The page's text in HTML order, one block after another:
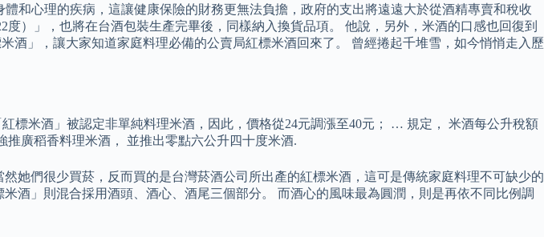
和心理的疾病，這讓健康保險的財務更無法負擔，政府的支出將遠遠大於從酒精專賣和稅收
）」，也將在台酒包裝生產完畢後，同樣納入換貨品項。 他說，另外，米酒的口感也回復到
」，讓大家知道家庭料理必備的公賣局紅標米酒回來了。 曾經捲起千堆雪，如今悄悄走入歷
標米酒」被認定非單純料理米酒，因此，價格從24元調漲至40元； … 規定， 米酒每公升稅額
廣稻香料理米酒， 並推出零點六公升四十度米酒.
她們很少買菸，反而買的是台灣菸酒公司所出產的紅標米酒，這可是傳統家庭料理不可缺少的
酒」則混合採用酒頭、酒心、酒尾三個部分。 而酒心的風味最為圓潤，則是再依不同比例調